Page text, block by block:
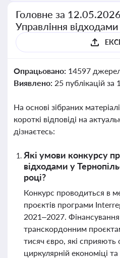
Головне за
Управління відходами
Опрацьовано: 14597
Виявлено: 25 публікацій за
На основі зібраних
короткі відповіді на
дізнаєтесь:
Які умови конкурсу
відходами у
році?
Конкурс проводиться в
проєктів програми
2021–2027.
транскордонним
тисяч євро, які сприяють
циркулярній економіці